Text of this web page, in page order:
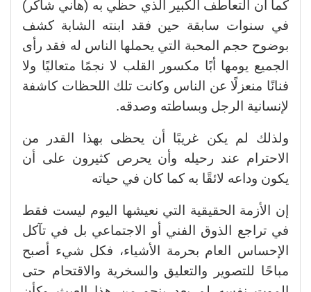
كما أن التعاطف الكبير الذي حظي به (هاني شاكر)
في سنوات سابقة حين فقد ابنته الشابة كشف
بوضوح حجم المحبة التي يحملها الناس له فقد رأى
الجميع يومها أبًا مكسور القلب لا نجمًا متعاليًا ولا
فنانًا منعزلًا عن الناس وكانت تلك اللحظات كاشفة
لإنسانية الرجل وبساطته وصدقه.
ولذلك لم يكن غريبًا أن يحظى بهذا القدر من
الاحترام عند رحيله وأن يحرص كثيرون على أن
يكون وداعه لائقًا به كما كان في حياته
إن الأزمة الحقيقية التي نعيشها اليوم ليست فقط
في تراجع الذوق الفني أو الاجتماعي بل في تآكل
الإحساس العام بحرمة الأشياء، فكل شيء أصبح
مباحًا للتصوير والتعليق والسخرية والاقتحام حتى